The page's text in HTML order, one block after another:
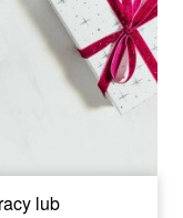
lub